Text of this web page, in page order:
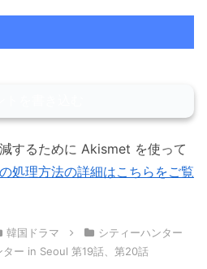
するために Akismet を使って
処理方法の詳細はこちらをご覧
韓国ドラマ
シティーハンター
ター in Seoul 第19話、第20話